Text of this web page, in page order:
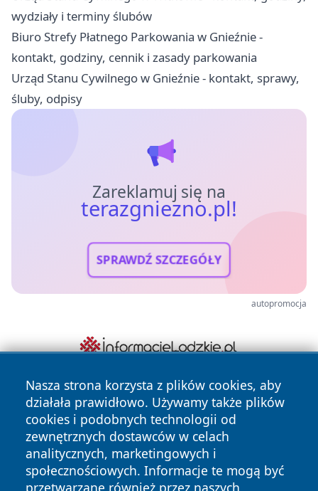
wydziały i terminy ślubów
Biuro Strefy Płatnego Parkowania w Gnieźnie -
kontakt, godziny, cennik i zasady parkowania
Urząd Stanu Cywilnego w Gnieźnie - kontakt, sprawy,
śluby, odpisy
Zareklamuj się na
terazgniezno.pl!
SPRAWDŹ SZCZEGÓŁY
autopromocja
Nasza strona korzysta z plików cookies, aby
działała prawidłowo. Używamy także plików
cookies i podobnych technologii od
zewnętrznych dostawców w celach
analitycznych, marketingowych i
społecznościowych. Informacje te mogą być
przetwarzane również przez naszych
Copyright © 2026 terazgniezno.pl Wszystkie prawa